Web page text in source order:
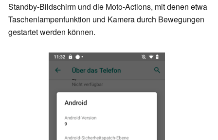
Standby-Bildschirm und die Moto-Actions, mit denen etwa
Taschenlampenfunktion und Kamera durch Bewegungen
gestartet werden können.